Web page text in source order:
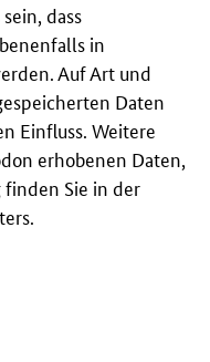
dass
in
Auf Art und
Daten
Einfluss. Weitere
erhobenen Daten,
Sie in der